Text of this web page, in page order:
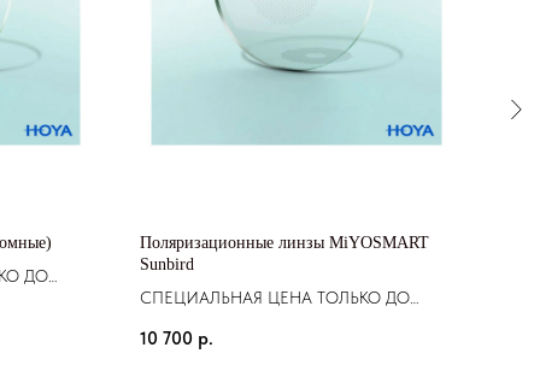
ДО
Поляризационные линзы MiYOSMART
Sunbird
СПЕЦИАЛЬНАЯ ЦЕНА ТОЛЬКО ДО
10 700 р.